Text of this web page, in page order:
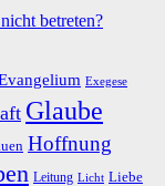
betreten?
Exegese
Glaube
Hoffnung
Leitung Licht Liebe